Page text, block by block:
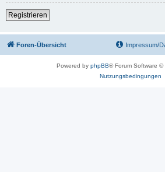
Registrieren
Foren-Übersicht Impressum/
Powered by phpBB® Forum Software ©
Nutzungsbedingungen